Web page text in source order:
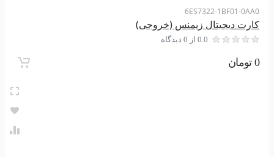
6ES7322-1BF01-0AA0
کارت دیجیتال زیمنس (خروجی)
0.0 از 0 دیدگاه
0 تومان